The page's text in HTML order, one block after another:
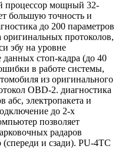
процессор мощный 32-
большую точность и
до 200 параметров
оригинальных протоколов,
эбу на уровне
данных стоп-кадра (до 40
в работе системы,
из оригинального
OBD-2. диагностика
абс, электропакета и
до 2-х
позволяет
радаров
и сзади). PU-4TC